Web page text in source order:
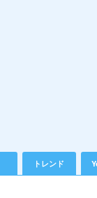
トレンド